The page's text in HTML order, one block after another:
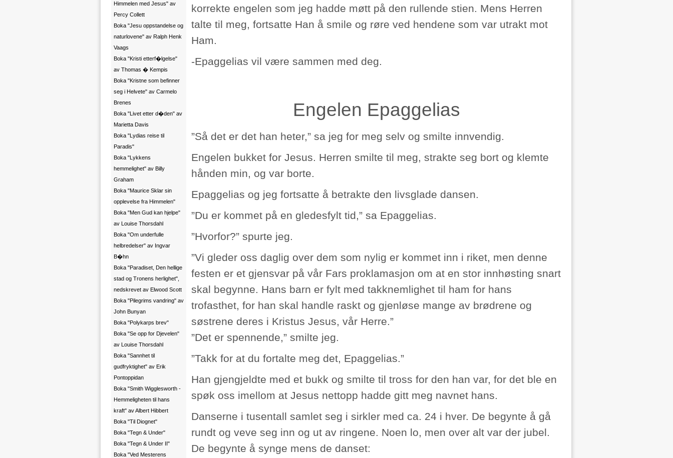
Himmelen med Jesus" av
Percy Collett
Boka "Jesu oppstandelse og
naturlovene" av Ralph Henk
Vaags
Boka "Kristi etterf�lgelse"
av Thomas � Kempis
Boka "Kristne som befinner
seg i Helvete" av Carmelo
Brenes
Boka "Livet etter d�den" av
Marietta Davis
Boka "Lydias reise til
Paradis"
Boka "Lykkens
hemmelighet" av Billy
Graham
Boka "Maurice Sklar sin
opplevelse fra Himmelen"
Boka "Men Gud kan hjelpe"
av Louise Thorsdahl
Boka "Om underfulle
helbredelser" av Ingvar
B�hn
Boka "Paradiset, Den hellige
stad og Tronens herlighet",
nedskrevet av Elwood Scott
Boka "Pilegrims vandring" av
John Bunyan
Boka "Polykarps brev"
Boka "Se opp for Djevelen"
av Louise Thorsdahl
Boka "Sannhet til
gudfryktighet" av Erik
Pontoppidan
Boka "Smith Wigglesworth -
Hemmeligheten til hans
kraft" av Albert Hibbert
Boka "Til Diognet"
Boka "Tegn & Under"
Boka "Tegn & Under II"
Boka "Ved Mesterens
korrekte engelen som jeg hadde møtt på den rullende stien. Mens Herren
talte til meg, fortsatte Han å smile og røre ved hendene som var utrakt mot
Ham.
-Epaggelias vil være sammen med deg.
Engelen Epaggelias
”Så det er det han heter,” sa jeg for meg selv og smilte innvendig.
Engelen bukket for Jesus. Herren smilte til meg, strakte seg bort og klemte
hånden min, og var borte.
Epaggelias og jeg fortsatte å betrakte den livsglade dansen.
”Du er kommet på en gledesfylt tid,” sa Epaggelias.
”Hvorfor?” spurte jeg.
”Vi gleder oss daglig over dem som nylig er kommet inn i riket, men denne
festen er et gjensvar på vår Fars proklamasjon om at en stor innhøsting snart
skal begynne. Hans barn er fylt med takknemlighet til ham for hans
trofasthet, for han skal handle raskt og gjenløse mange av brødrene og
søstrene deres i Kristus Jesus, vår Herre.”
”Det er spennende,” smilte jeg.
”Takk for at du fortalte meg det, Epaggelias.”
Han gjengjeldte med et bukk og smilte til tross for den han var, for det ble en
spøk oss imellom at Jesus nettopp hadde gitt meg navnet hans.
Danserne i tusentall samlet seg i sirkler med ca. 24 i hver. De begynte å gå
rundt og veve seg inn og ut av ringene. Noen lo, men over alt var der jubel.
De begynte å synge mens de danset: